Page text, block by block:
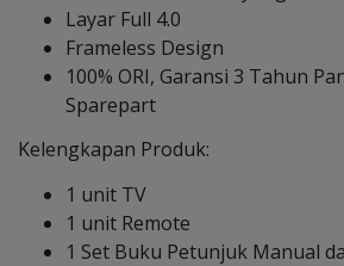
Layar Full 4.0
Frameless Design
100% ORI, Garansi 3 Tahun
Sparepart
Kelengkapan Produk:
1 unit TV
1 unit Remote
1 Set Buku Petunjuk Manual